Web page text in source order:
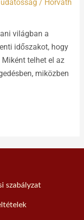
/ Horváth
világban a
időszakot, hogy
telhet el az
miközben
szabályzat